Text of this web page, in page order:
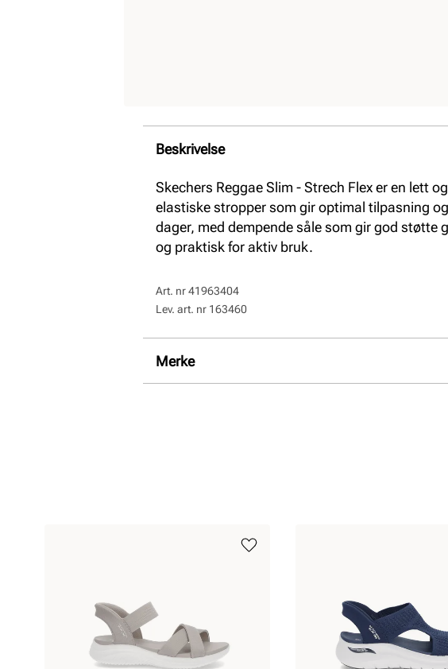
Beskrivelse
Skechers Reggae Slim - Strech Flex er en lett
elastiske stropper som gir optimal tilpasning
dager, med dempende såle som gir god støtte
og praktisk for aktiv bruk.
Art. nr41963404
Lev. art. nr 163460
Merke